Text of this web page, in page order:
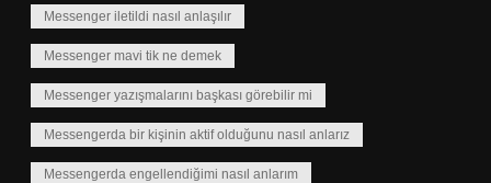
Messenger iletildi nasıl anlaşılır
Messenger mavi tik ne demek
Messenger yazışmalarını başkası görebilir mi
Messengerda bir kişinin aktif olduğunu nasıl anlarız
Messengerda engellendiğimi nasıl anlarım